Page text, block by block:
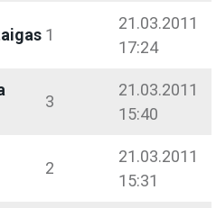
1
21.03.2011
17:24
3
21.03.2011
15:40
2
21.03.2011
15:31